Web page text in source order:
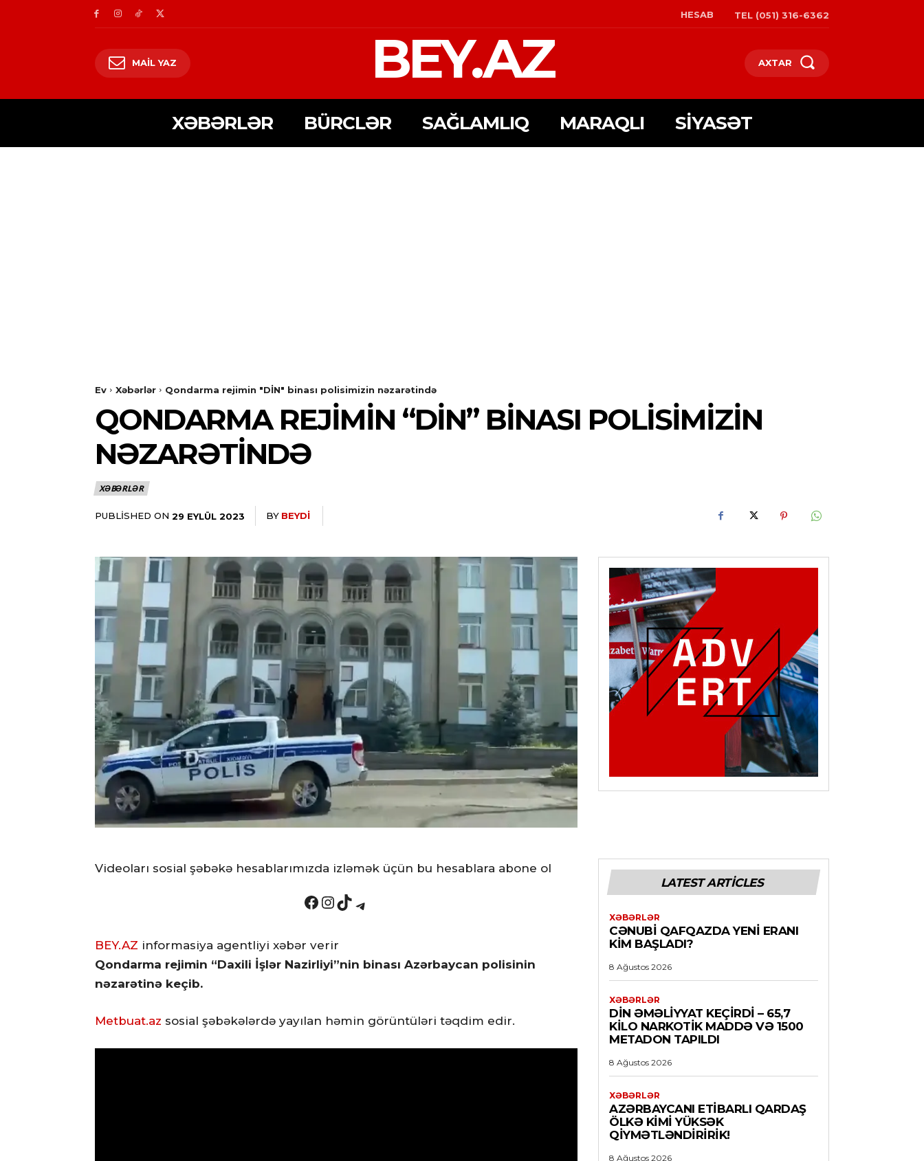
HESAB TEL (051) 316-6362
MAIL YAZ BEY.AZ AXTAR
XƏBƏRLƏR BÜRCLƏR SAĞLAMLIQ MARAQLI SIYASƏT
Ev Xəbərlər Qondarma rejimin "DİN" binası polisimizin nəzarətində
QONDARMA REJIMIN “DİN” BINASI POLISIMIZIN
NƏZARƏTINDƏ
XƏBƏRLƏR
PUBLISHED ON 29 EYLÜL 2023 BY BEYDI
Videoları sosial şəbəkə hesablarımızda izləmək üçün bu hesablara abone ol
Facebook InstagramTikTok Telegram
BEY.AZ informasiya agentliyi xəbər verir
Qondarma rejimin “Daxili İşlər Nazirliyi”nin binası Azərbaycan polisinin
nəzarətinə keçib.
Metbuat.az sosial şəbəkələrdə yayılan həmin görüntüləri təqdim edir.
LATEST ARTICLES
XƏBƏRLƏR
CƏNUBI QAFQAZDA YENI ERANI
KIM BAŞLADI?
8 Ağustos 2026
XƏBƏRLƏR
DİN ƏMƏLIYYAT KEÇIRDI – 65,7
KILO NARKOTIK MADDƏ VƏ 1500
METADON TAPILDI
8 Ağustos 2026
XƏBƏRLƏR
AZƏRBAYCANI ETIBARLI QARDAŞ
ÖLKƏ KIMI YÜKSƏK
QIYMƏTLƏNDIRIRIK!
8 Ağustos 2026